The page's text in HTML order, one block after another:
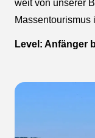
weit von unserer
Massentourismus
Level: Anfänger